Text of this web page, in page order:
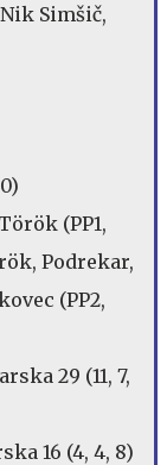
Simšič,
(PP1,
Podrekar,
(PP2,
29 (11, 7,
16 (4, 4, 8)